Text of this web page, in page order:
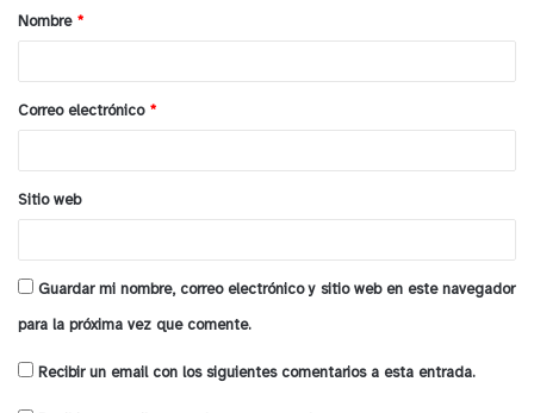
r
*
Nombre *
Correo electrónico *
Sitio web
Guardar mi nombre, correo electrónico y sitio web en este navegador
para la próxima vez que comente.
Recibir un email con los siguientes comentarios a esta entrada.